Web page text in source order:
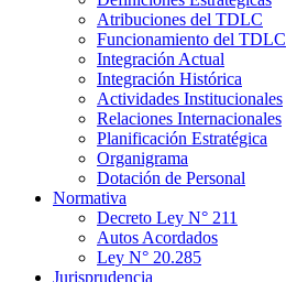
Atribuciones del TDLC
Funcionamiento del TDLC
Integración Actual
Integración Histórica
Actividades Institucionales
Relaciones Internacionales
Planificación Estratégica
Organigrama
Dotación de Personal
Normativa
Decreto Ley N° 211
Autos Acordados
Ley N° 20.285
Jurisprudencia